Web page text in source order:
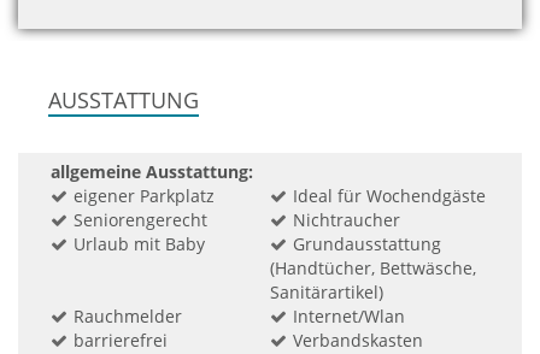
AUSSTATTUNG
allgemeine Ausstattung:
eigener Parkplatz
Ideal für Wochendgäste
Seniorengerecht
Nichtraucher
Urlaub mit Baby
Grundausstattung
(Handtücher, Bettwäsche,
Sanitärartikel)
Rauchmelder
Internet/Wlan
barrierefrei
Verbandskasten